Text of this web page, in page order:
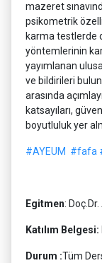
mazeret
psikometrik
karma testlerde
yöntemlerinin
yayımlanan
ve bildirileri
arasında
katsayıları,
boyutluluk yer
#AYEUM #fafa
Egitmen:
Katılım Belgesi:
Durum :Tüm